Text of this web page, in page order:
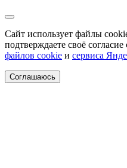
Сайт использует файлы
подтверждаете своё согласие
файлов cookie и сервиса
Соглашаюсь